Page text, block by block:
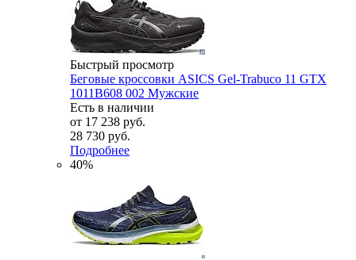
Быстрый просмотр
Беговые кроссовки ASICS Gel-Trabuco 11 GTX
1011B608 002 Мужские
Есть в наличии
от 17 238 руб.
28 730 руб.
Подробнее
40%